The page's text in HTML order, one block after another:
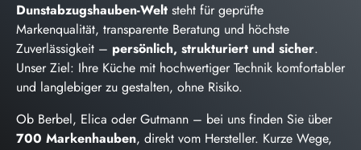
Dunstabzugshauben-Welt steht für geprüfte
Markenqualität, transparente Beratung und höchste
Zuverlässigkeit – persönlich, strukturiert und sicher.
Unser Ziel: Ihre Küche mit hochwertiger Technik komfortabler
und langlebiger zu gestalten, ohne Risiko.
Ob Berbel, Elica oder Gutmann – bei uns finden Sie über
700 Markenhauben, direkt vom Hersteller. Kurze Wege,